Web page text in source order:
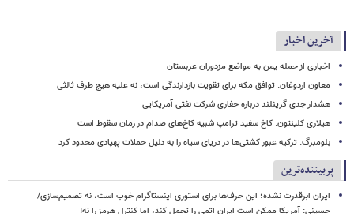
آخرین اخبار
اخباری از حمله یمن به مواضع مزدوران عربستان
معاون اردوغان: توافق مکه برای تقویت بازدارندگی است، نه علیه هیچ طرف ثالثی
هشدار جدی گرینلند درباره حفاری شرکت نفتی آمریکایی
هیلاری کلینتون: کاخ سفید ترامپ شبیه کاخ‌های صدام در زمان سقوط است
بلومبرگ: ترکیه عبور کشتی‌ها در دریای سیاه را به دلیل حملات پهپادی محدود کرد
پربیننده‌ترین
ایران ابرقدرت نشده؛ این حرف‌ها برای استوری اینستاگرام خوب است، نه تصمیم‌سازی/
حسینی: آمریکا ممکن است ایران اتمی را تحمل کند، اما کنترل هرمز را نه!